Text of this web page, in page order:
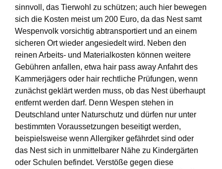
sinnvoll, das Tierwohl zu schützen; auch hier bewegen
sich die Kosten meist um 200 Euro, da das Nest samt
Wespenvolk vorsichtig abtransportiert und an einem
sicheren Ort wieder angesiedelt wird. Neben den
reinen Arbeits- und Materialkosten können weitere
Gebühren anfallen, etwa hair pass away Anfahrt des
Kammerjägers oder hair rechtliche Prüfungen, wenn
zunächst geklärt werden muss, ob das Nest überhaupt
entfernt werden darf. Denn Wespen stehen in
Deutschland unter Naturschutz und dürfen nur unter
bestimmten Voraussetzungen beseitigt werden,
beispielsweise wenn Allergiker gefährdet sind oder
das Nest sich in unmittelbarer Nähe zu Kindergärten
oder Schulen befindet. Verstöße gegen diese